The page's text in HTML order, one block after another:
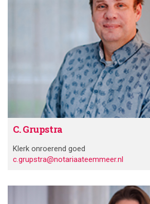
C. Grupstra
Klerk onroerend goed
c.grupstra@notariaateemmeer.nl